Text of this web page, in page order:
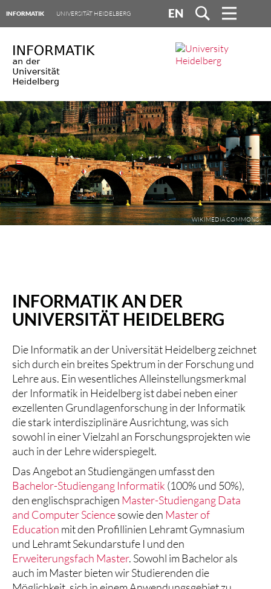
INFORMATIK UNIVERSITÄT HEIDELBERG EN
WIKIMEDIA COMMONS
INFORMATIK AN DER
UNIVERSITÄT HEIDELBERG
Die Informatik an der Universität Heidelberg zeichnet
sich durch ein breites Spektrum in der Forschung und
Lehre aus. Ein wesentliches Alleinstellungsmerkmal
der Informatik in Heidelberg ist dabei neben einer
exzellenten Grundlagenforschung in der Informatik
die stark interdisziplinäre Ausrichtung, was sich
sowohl in einer Vielzahl an Forschungsprojekten wie
auch in der Lehre widerspiegelt.
Das Angebot an Studiengängen umfasst den
Bachelor-Studiengang Informatik(100% und 50%),
den englischsprachigen Master-Studiengang Data
and Computer Sciencesowie den Master of
Education mit den Profillinien Lehramt Gymnasium
und Lehramt Sekundarstufe I und den
Erweiterungsfach Master. Sowohl im Bachelor als
auch im Master bieten wir Studierenden die